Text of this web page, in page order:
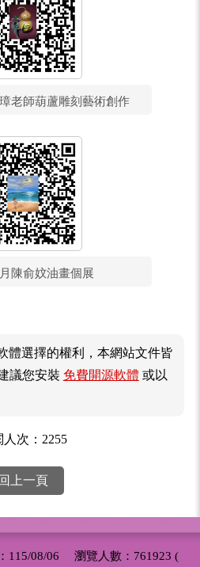
老師葫蘆雕刻藝術創作
陳俞妏油畫個展
體選擇的權利，本網站文件皆
議您安裝 免費開源軟體 或以
人次：2255
上一頁
115/08/06 瀏覽人數：761923 (